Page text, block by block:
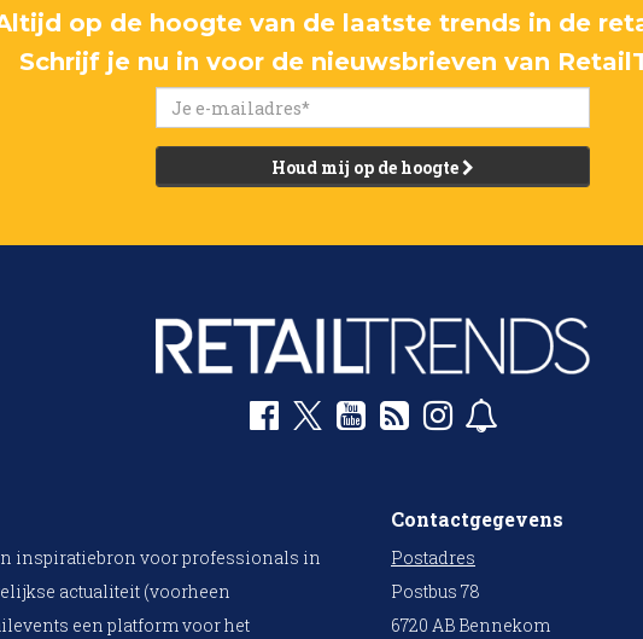
op de hoogte van de laatste trends in de
Schrijf je nu in voor de nieuwsbrieven van
Houd mij op de hoogte
inspiratiebron voor professionals in
actualiteit (voorheen
een platform voor het
Contactgegevens
Postadres
Postbus 78
6720 AB Bennekom